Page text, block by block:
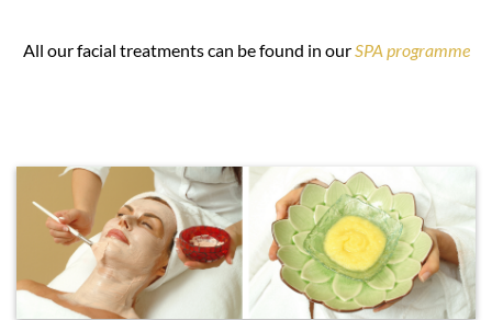
All our facial treatments can be found in our SPA programme